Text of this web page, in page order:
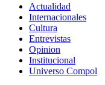
Actualidad
Internacionales
Cultura
Entrevistas
Opinion
Institucional
Universo Compol